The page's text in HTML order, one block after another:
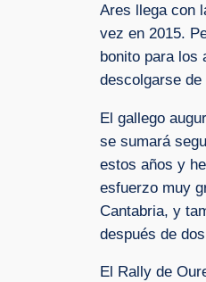
Ares llega con
vez en 2015.
bonito para los
descolgarse
El gallego
se sumará
estos años y
esfuerzo muy
Cantabria, y
después de
El Rally de